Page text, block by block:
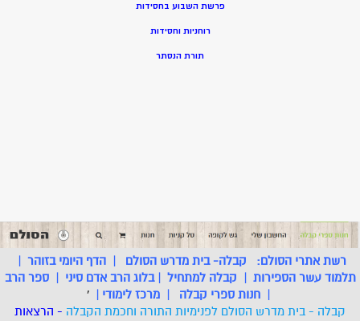
פרשת השבוע בחסידות
רוחניות וחסידות
תורת הנסתר
רשת אתרי הסולם: קבלה- בית מדרש הסולם |הדף היומי בזוהר |
תלמוד עשר הספירות | קבלה למתחיל |בלוג הרב אדם סיני |ספר הרב
| חנות ספרי קבלה | מרכז לימודי |
'
קבלה - בית מדרש הסולם לפנימיות התורה וחכמת הקבלה - הרצאות